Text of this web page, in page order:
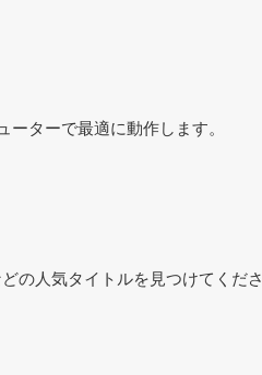
ターで最適に動作します。
の人気タイトルを見つけてくださ